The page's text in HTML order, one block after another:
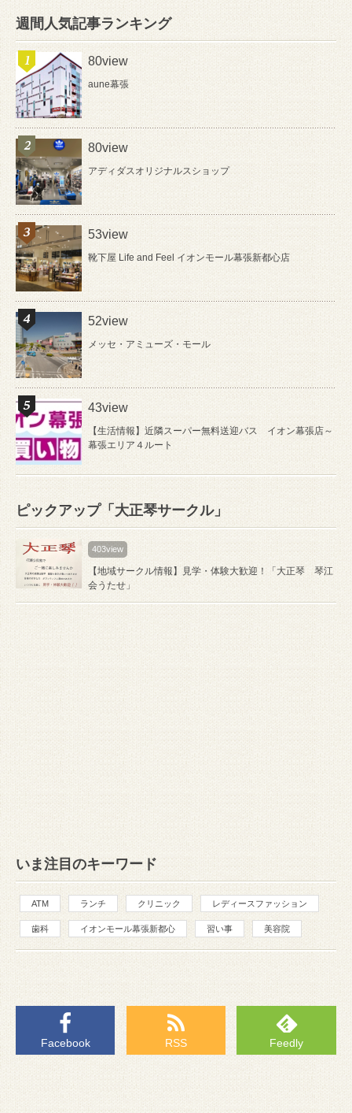
週間人気記事ランキング
80view
aune幕張
80view
アディダスオリジナルスショップ
53view
靴下屋 Life and Feel イオンモール幕張新都心店
52view
メッセ・アミューズ・モール
43view
【生活情報】近隣スーパー無料送迎バス イオン幕張店～
幕張エリア４ルート
ピックアップ「大正琴サークル」
403view
【地域サークル情報】見学・体験大歓迎！「大正琴 琴江
会うたせ」
いま注目のキーワード
ATM ランチ クリニック レディースファッション
歯科 イオンモール幕張新都心 習い事 美容院
Facebook RSS Feedly